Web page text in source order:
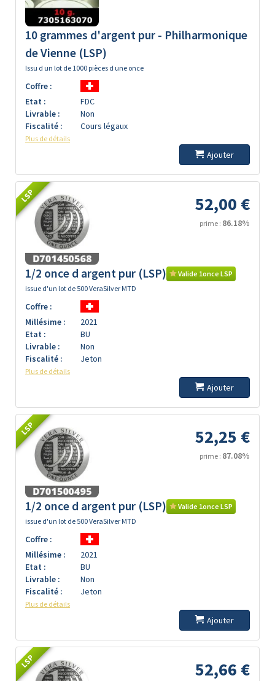
10 grammes d'argent pur - Philharmonique
de Vienne (LSP)
Issu d un lot de 1000 pièces d une once
Coffre :
Etat :
FDC
Livrable :
Non
Fiscalité :
Cours légaux
Plus de détails
Ajouter
LSP 52,00 €
prime : 86.18%
1/2 once d argent pur (LSP)
Valide 1once LSP
issue d'un lot de 500 VeraSilver MTD
Coffre :
Millésime :
2021
Etat :
BU
Livrable :
Non
Fiscalité :
Jeton
Plus de détails
Ajouter
LSP 52,25 €
prime : 87.08%
1/2 once d argent pur (LSP)
Valide 1once LSP
issue d'un lot de 500 VeraSilver MTD
Coffre :
Millésime :
2021
Etat :
BU
Livrable :
Non
Fiscalité :
Jeton
Plus de détails
Ajouter
LSP 52,66 €